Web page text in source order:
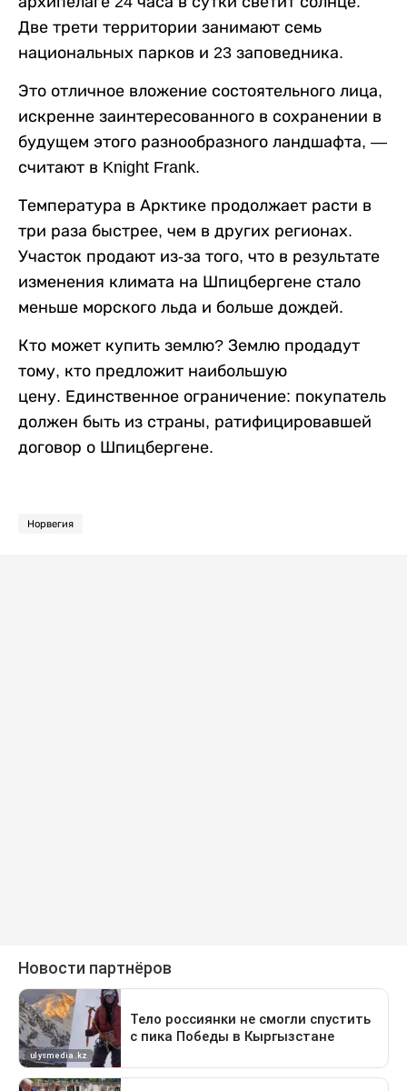
Две трети территории занимают семь
национальных парков и 23 заповедника.
Это отличное вложение состоятельного лица,
искренне заинтересованного в сохранении в
будущем этого разнообразного ландшафта, —
считают в Knight Frank.
Температура в Арктике продолжает расти в
три раза быстрее, чем в других регионах.
Участок продают из-за того, что в результате
изменения климата на Шпицбергене стало
меньше морского льда и больше дождей.
Кто может купить землю? Землю продадут
тому, кто предложит наибольшую
цену. Единственное ограничение: покупатель
должен быть из страны, ратифицировавшей
договор о Шпицбергене.
Норвегия